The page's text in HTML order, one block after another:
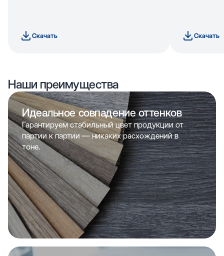
Скачать Скачать
Наши преимущества
Идеальное совпадение оттенков
Гарантируем стабильный цвет продукции от
партии к партии — никаких расхождений в
тоне.